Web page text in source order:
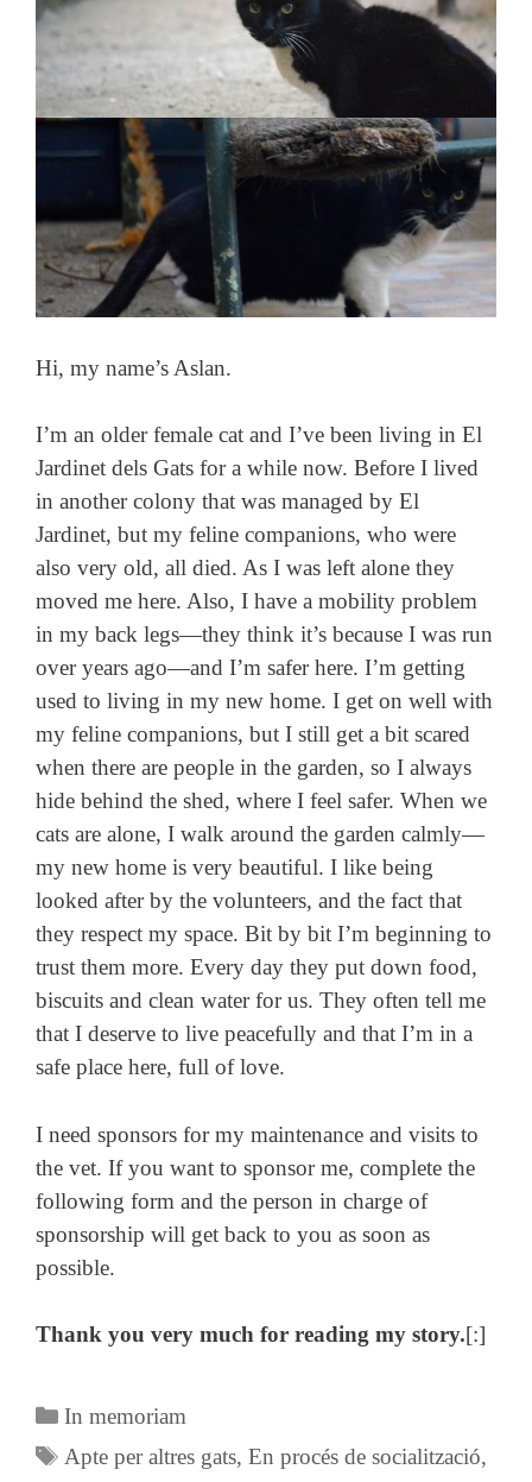
Hi, my name’s Aslan.
I’m an older female cat and I’ve been living in El
Jardinet dels Gats for a while now. Before I lived
in another colony that was managed by El
Jardinet, but my feline companions, who were
also very old, all died. As I was left alone they
moved me here. Also, I have a mobility problem
in my back legs—they think it’s because I was run
over years ago—and I’m safer here. I’m getting
used to living in my new home. I get on well with
my feline companions, but I still get a bit scared
when there are people in the garden, so I always
hide behind the shed, where I feel safer. When we
cats are alone, I walk around the garden calmly—
my new home is very beautiful. I like being
looked after by the volunteers, and the fact that
they respect my space. Bit by bit I’m beginning to
trust them more. Every day they put down food,
biscuits and clean water for us. They often tell me
that I deserve to live peacefully and that I’m in a
safe place here, full of love.
I need sponsors for my maintenance and visits to
the vet. If you want to sponsor me, complete the
following form and the person in charge of
sponsorship will get back to you as soon as
possible.
Thank you very much for reading my story.[:]
Categories
In memoriam
Etiquetes
Apte per altres gats,En procés de socialització,